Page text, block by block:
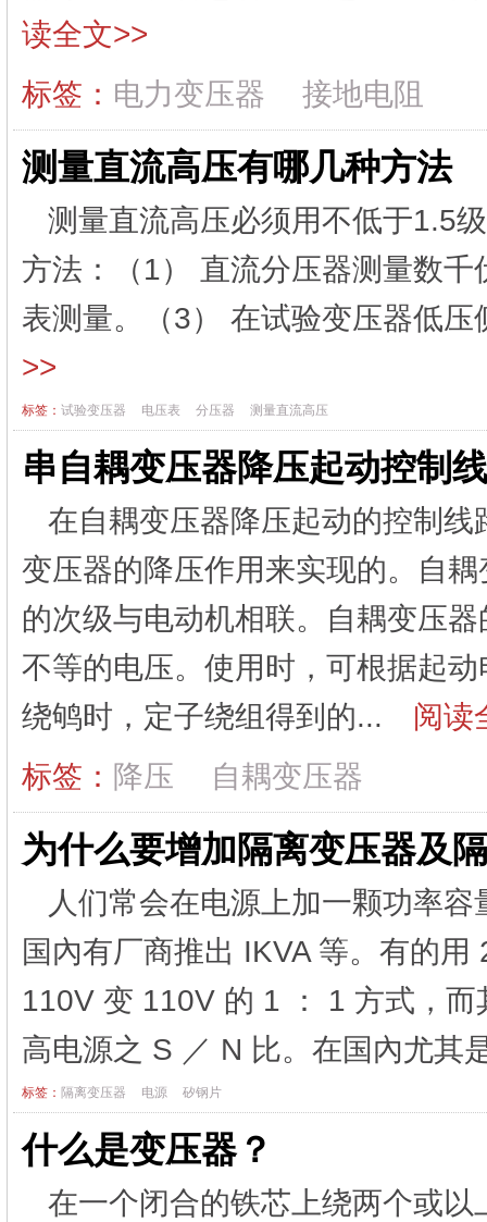
读全文>>
标签： 电力变压器 接地电阻
测量直流高压有哪几种方法
测量直流高压必须用不低于1.5
方法：（1） 直流分压器测量数
表测量。（3） 在试验变压器低
>>
标签： 试验变压器 电压表 分压器 测量直流高压
串自耦变压器降压起动控制
在自耦变压器降压起动的控制
变压器的降压作用来实现的。自
的次级与电动机相联。自耦变压
不等的电压。使用时，可根据起
绕鸲时，定子绕组得到的...
阅读
标签： 降压 自耦变压器
为什么要增加隔离变压器及
人们常会在电源上加一颗功率
国內有厂商推出 IKVA 等。有的
110V 变 110V 的 1 ： 1 方式，
高电源之 S ／ N 比。在国內尤其
标签： 隔离变压器 电源 矽钢片
什么是变压器？
在一个闭合的铁芯上绕两个或